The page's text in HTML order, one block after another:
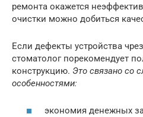
ремонта окажется
очистки можно добиться
Если дефекты устройства
стоматолог порекомендует
конструкцию. Это связано со
особенностями:
экономия денежных